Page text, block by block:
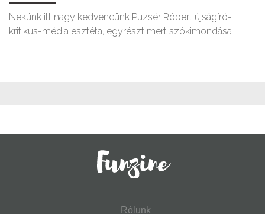
Nekünk itt nagy kedvencünk Puzsér Róbert újságíró-
kritikus-média esztéta, egyrészt mert szókimondása
Rólunk